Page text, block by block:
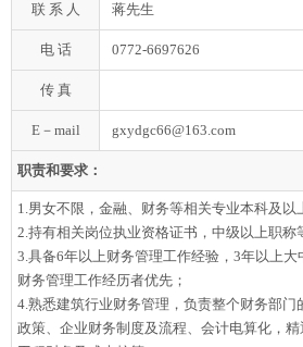
联 系 人 蒋先生
电 话 0772-6697626
传 真
E－mail gxydgc66@163.com
职责和要求：
1.男女不限，金融、财务等相关专业本科及以
2.持有相关岗位执业资格证书，中级以上职称
3.具备6年以上财务管理工作经验，3年以上
财务管理工作经历者优先；
4.熟悉建筑行业财务管理，负责整个财务部门
政策、企业财务制度及流程、会计电算化，